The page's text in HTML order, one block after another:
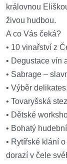
královnou
živou hudbou.
A co Vás čeká?
• 10 vinařství z
• Degustace vín
• Sabrage –
• Výběr
• Tovaryšská
• Dětské
• Bohatý
• Rytířské klání
dorazí v čele